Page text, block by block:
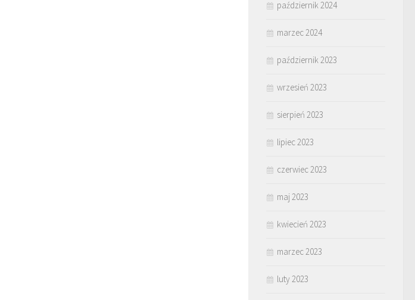
październik 2024
marzec 2024
październik 2023
wrzesień 2023
sierpień 2023
lipiec 2023
czerwiec 2023
maj 2023
kwiecień 2023
marzec 2023
luty 2023